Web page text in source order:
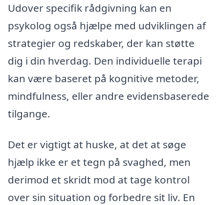
Udover specifik rådgivning kan en
psykolog også hjælpe med udviklingen af
strategier og redskaber, der kan støtte
dig i din hverdag. Den individuelle terapi
kan være baseret på kognitive metoder,
mindfulness, eller andre evidensbaserede
tilgange.
Det er vigtigt at huske, at det at søge
hjælp ikke er et tegn på svaghed, men
derimod et skridt mod at tage kontrol
over sin situation og forbedre sit liv. En